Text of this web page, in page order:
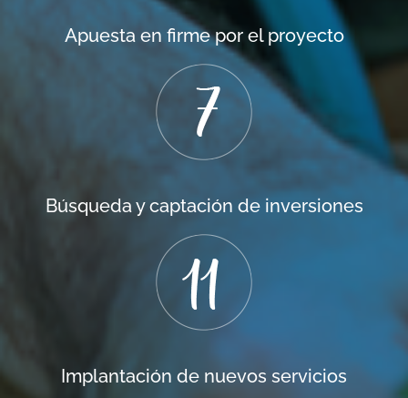
Apuesta en firme por el proyecto
Búsqueda y captación de inversiones
Implantación de nuevos servicios